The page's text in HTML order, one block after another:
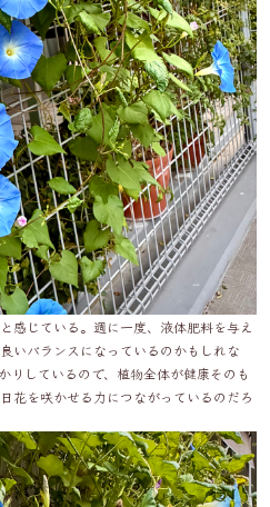
感じている。週に一度、液体肥料を与え
いバランスになっているのかもしれな
りしているので、植物全体が健康そのも
花を咲かせる力につながっているのだろ